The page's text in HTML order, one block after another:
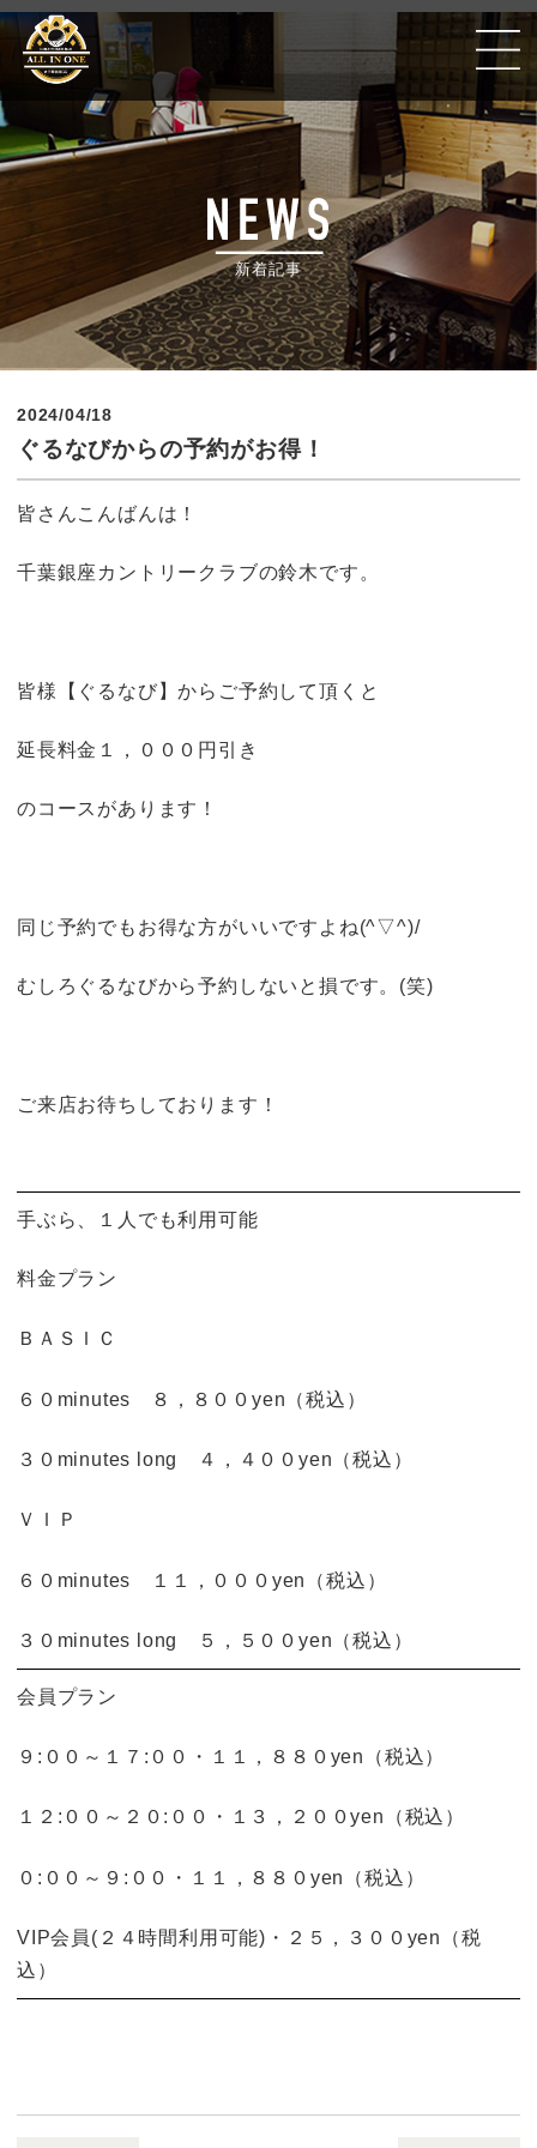
Golf Poker Bar ALLIN ONE #千葉銀座CC
新着記事
2024/04/18
ぐるなびからの予約がお得！
皆さんこんばんは！
千葉銀座カントリークラブの鈴木です。
皆様【ぐるなび】からご予約して頂くと
延長料金１，０００円引き
のコースがあります！
同じ予約でもお得な方がいいですよね(^▽^)/
むしろぐるなびから予約しないと損です。(笑)
ご来店お待ちしております！
手ぶら、１人でも利用可能
料金プラン
ＢＡＳＩＣ
６０minutes ８，８００yen（税込）
３０minutes long ４，４００yen（税込）
ＶＩＰ
６０minutes １１，０００yen（税込）
３０minutes long ５，５００yen（税込）
会員プラン
９:００～１７:００・１１，８８０yen （税込）
１２:００～２０:００・１３，２００yen （税込）
０:００～９:００・１１，８８０yen （税込）
VIP会員(２４時間利用可能)・２５，３００yen
（税
込）